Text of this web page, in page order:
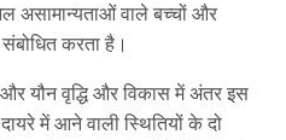
असामान्यताओं वाले बच्चों और
करता है।
यौन वृद्धि और विकास में अंतर इस
में आने वाली स्थितियों के दो